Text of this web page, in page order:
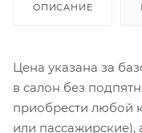
ОПИСАНИЕ
Цена указана за
в салон без
приобрести любой
или пассажирские),